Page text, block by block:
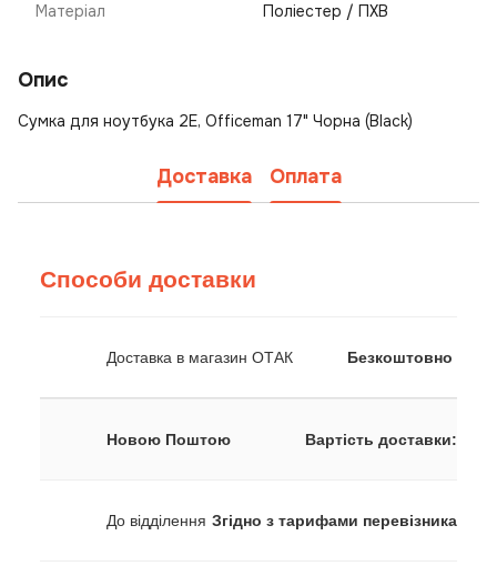
Матеріал Поліестер / ПХВ
Опис
Сумка для ноутбука 2E, Officeman 17" Чорна (Black)
Доставка Оплата
Способи доставки
Доставка в магазин ОТАК Безкоштовно
Новою Поштою Вартість доставки:
До відділення Згідно з тарифами перевізника